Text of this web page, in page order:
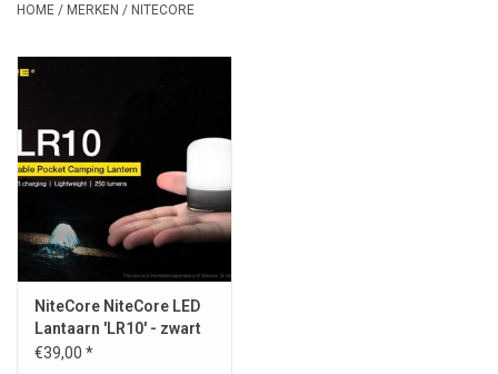
Messen & Multitools
Survival
HOME / MERKEN / NITECORE
NiteCore NiteCore LED
Lantaarn 'LR10' - zwart
€39,00 *